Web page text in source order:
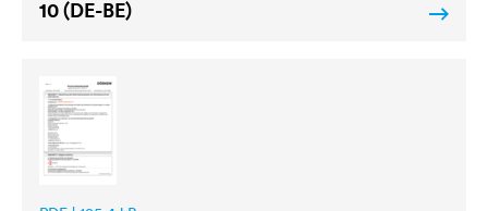
10 (DE-BE)